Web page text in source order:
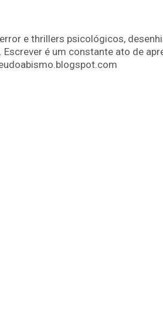
e thrillers psicológicos,
é um constante ato de